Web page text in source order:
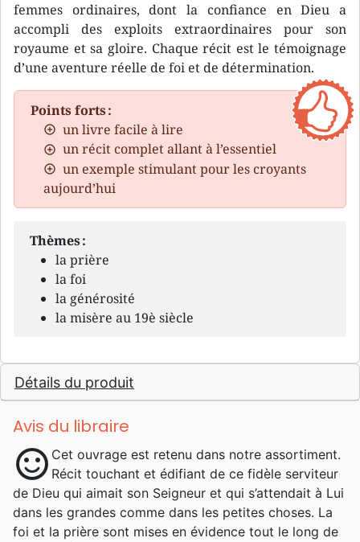
femmes ordinaires, dont la confiance en Dieu a
accompli des exploits extraordinaires pour son
royaume et sa gloire. Chaque récit est le témoignage
d’une aventure réelle de foi et de détermination.
Points forts :
un livre facile à lire
un récit complet allant à l’essentiel
un exemple stimulant pour les croyants
aujourd’hui
Thèmes :
la prière
la foi
la générosité
la misère au 19è siècle
Détails du produit
Avis du libraire
sentiment_satisfied Cet ouvrage est retenu dans notre assortiment.
Récit touchant et édifiant de ce fidèle serviteur
de Dieu qui aimait son Seigneur et qui s’attendait à Lui
dans les grandes comme dans les petites choses. La
foi et la prière sont mises en évidence tout le long de